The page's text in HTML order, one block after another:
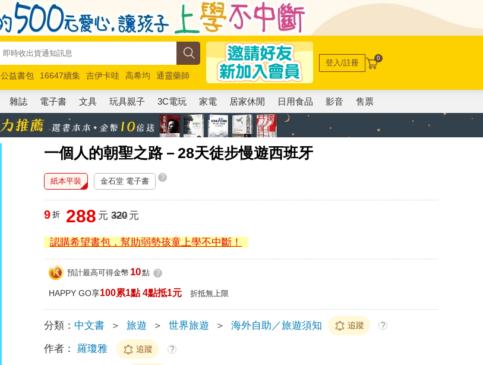
公益書包 16647續集 吉伊卡哇 高希均
通靈藥師
馬斯克 玩具總動員5 超慢跑
登入/註冊 0
雜誌 電子書 文具 玩具親子 3C電玩 家電 居家休閒 日用食品 影音 售票
一個人的朝聖之路－28天徒步慢遊西班牙
紙本平裝 金石堂 電子書 ?
9 折 288 元 320元
認購希望書包，幫助弱勢孩童上學不中斷！
預計最高可得金幣 10點 ?
HAPPY GO享100累1點 4點抵1元 折抵無上限
分類： 中文書 ＞ 旅遊 ＞ 世界旅遊 ＞ 海外自助／旅遊須知 追蹤 ?
作者： 羅瓊雅 追蹤 ?